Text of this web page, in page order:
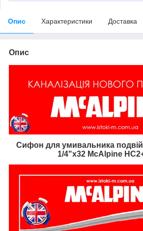
Опис Характеристики Доставка
Опис
Сифон для умивальника
1/4"x32 McAlpine